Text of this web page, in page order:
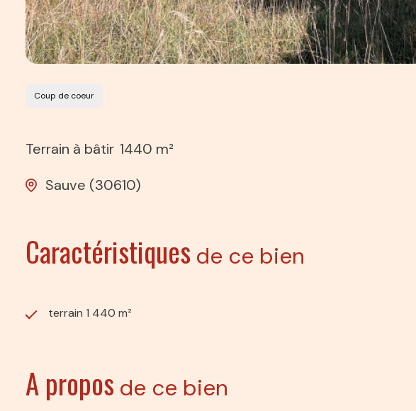
Coup de coeur
Terrain à bâtir 1440 m²
Sauve (30610)
Caractéristiques de ce bien
terrain 1 440 m²
A propos de ce bien